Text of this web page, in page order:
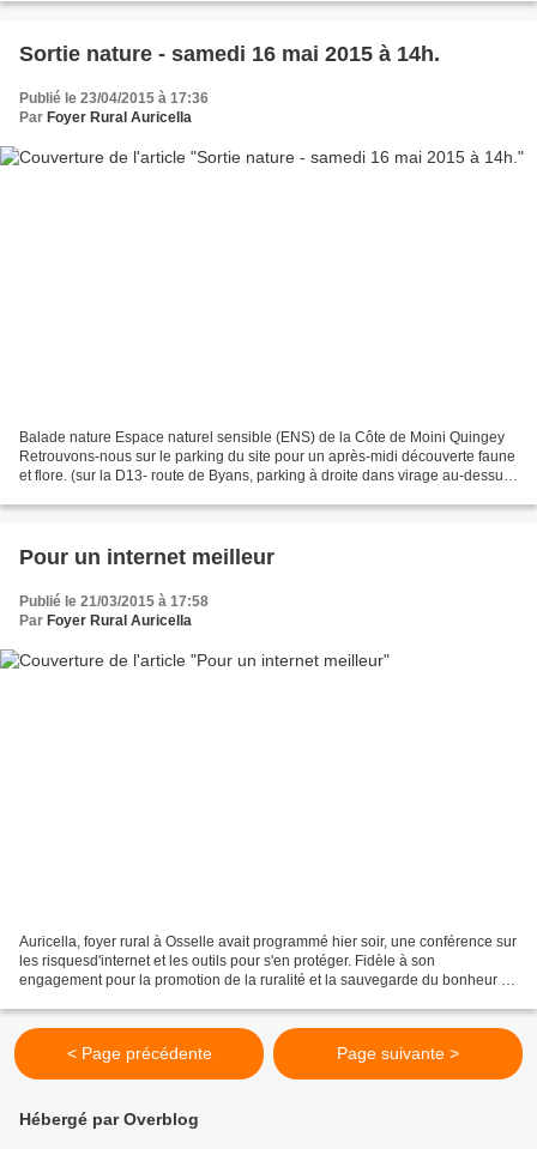
Sortie nature - samedi 16 mai 2015 à 14h.
Publié le 23/04/2015 à 17:36
Par Foyer Rural Auricella
Balade nature Espace naturel sensible (ENS) de la Côte de Moini Quingey
Retrouvons-nous sur le parking du site pour un après-midi découverte faune
et flore. (sur la D13- route de Byans, parking à droite dans virage au-dessus
Pour un internet meilleur
Publié le 21/03/2015 à 17:58
Par Foyer Rural Auricella
Auricella, foyer rural à Osselle avait programmé hier soir, une conférence sur
les risquesd'internet et les outils pour s'en protéger. Fidèle à son
engagement pour la promotion de la ruralité et la sauvegarde du bonheur de
< Page précédente Page suivante >
Hébergé par Overblog